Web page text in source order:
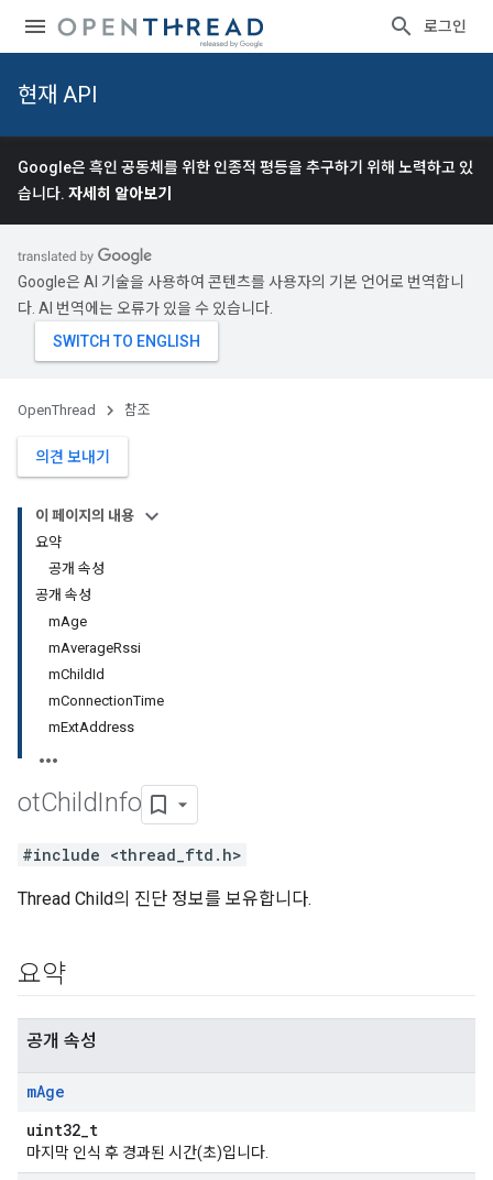
로그인
현재 API
Google은 흑인 공동체를 위한 인종적 평등을 추구하기 위해 노력하고 있
습니다. 자세히 알아보기
Google은 AI 기술을 사용하여 콘텐츠를 사용자의 기본 언어로 번역합니
다. AI 번역에는 오류가 있을 수 있습니다.
OpenThread 참조
의견 보내기
이 페이지의 내용
요약
공개 속성
공개 속성
mAge
mAverageRssi
mChildId
mConnectionTime
mExtAddress
otChildInfo
#include <thread_ftd.h>
Thread Child의 진단 정보를 보유합니다.
요약
공개 속성
mAge
uint32_t
마지막 인식 후 경과된 시간(초)입니다.